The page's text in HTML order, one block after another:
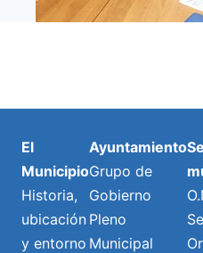
El
Municipio
Historia,
ubicación
y entorno
Ayuntamiento
Grupo de
Gobierno
Pleno
Municipal